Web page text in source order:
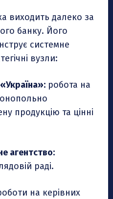
виходить далеко за
банку. Його
системне
вузли:
робота на
продукцію та цінні
агентство:
раді.
на керівних